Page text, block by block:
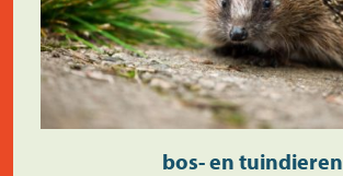
bos- en tuindieren